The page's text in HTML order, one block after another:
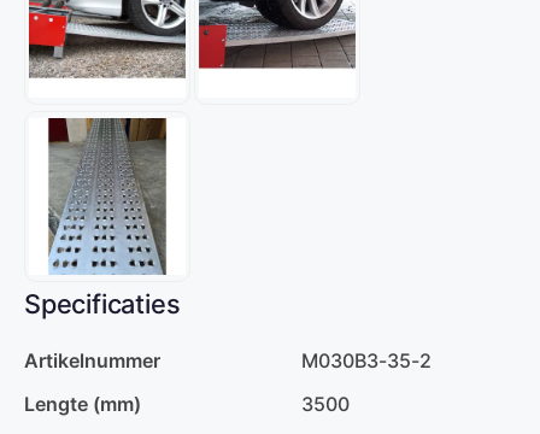
Specificaties
Artikelnummer
M030B3-35-2
Lengte (mm)
3500